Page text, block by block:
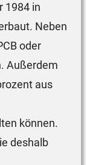
1984 in
Neben
oder
Außerdem
aus
können.
deshalb